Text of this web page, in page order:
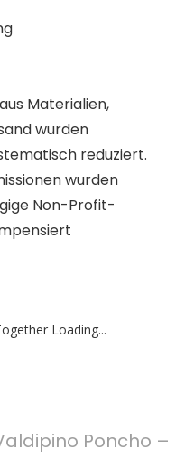
Materialien,
wurden
reduziert.
wurden
Non-Profit-
Loading...
Poncho –